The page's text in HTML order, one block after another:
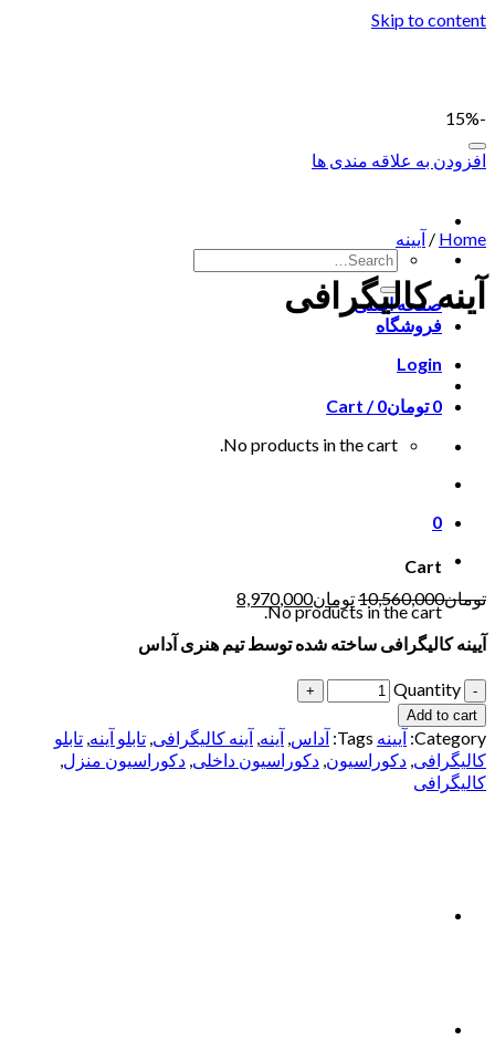
Skip to content
صفحه اصلی
فروشگاه
Login
Cart /
تومان0
0
No products in the cart.
0
Cart
No products in the cart.
-15%
افزودن به علاقه مندی ها
Home
/ آیینه
آینه کالیگرافی
تومان10,560,000تومان8,970,000
آیینه کالیگرافی ساخته شده توسط تیم هنری آداس
Quantity
Add to cart
Category: آیینه Tags: آداس, آینه, آینه کالیگرافی, تابلو آینه, تابلو
کالیگرافی, دکوراسیون, دکوراسیون داخلی, دکوراسیون منزل,
کالیگرافی